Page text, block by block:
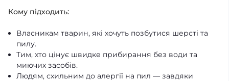
Кому підходить:
Власникам тварин, які хочуть позбутися шерсті та
пилу.
Тим, хто цінує швидке прибирання без води та
миючих засобів.
Людям, схильним до алергії на пил — завдяки